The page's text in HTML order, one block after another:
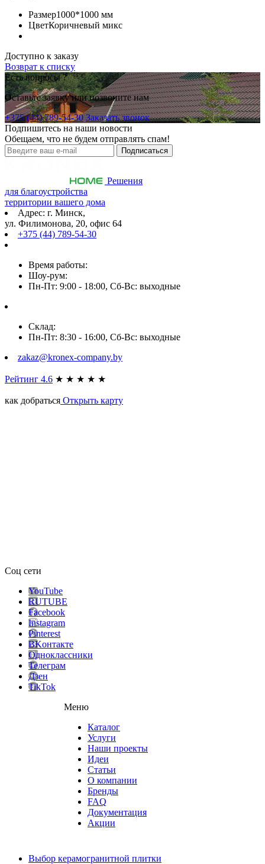
Размер1000*1000 мм
ЦветКоричневый микс
Доступно к заказу
Возврат к списку
Есть вопросы ?
Оставьте заявку или позвоните нам
+375 (44) 789-54-30 Заказать звонок
Подпишитесь на наши новости
Обещаем, что не будем отправлять спам!
Решения
для благоустройства
территории вашего дома
Адрес: г. Минск,
ул. Филимонова, 20, офис 64
+375 (44) 789-54-30
Время работы:
Шоу-рум:
Пн-Пт: 9:00 - 18:00, Сб-Вс: выходные
Склад:
Пн-Пт: 8:30 - 16:00, Сб-Вс: выходные
zakaz@kronex-company.by
Рейтинг 4.6 ★ ★ ★ ★ ★
как добраться Открыть карту
Соц сети
YouTube
RUTUBE
Facebook
Instagram
Pinterest
ВKонтакте
Одноклассники
Телеграм
Дзен
TikTok
Меню
Каталог
Услуги
Наши проекты
Идеи
Статьи
О компании
Бренды
FAQ
Документация
Акции
Выбор керамогранитной плитки